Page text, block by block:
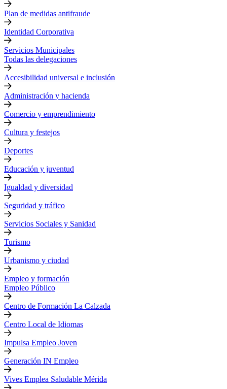
Plan de medidas antifraude
Identidad Corporativa
Servicios Municipales
Todas las delegaciones
Accesibilidad universal e inclusión
Administración y hacienda
Comercio y emprendimiento
Cultura y festejos
Deportes
Educación y juventud
Igualdad y diversidad
Seguridad y tráfico
Servicios Sociales y Sanidad
Turismo
Urbanismo y ciudad
Empleo y formación
Empleo Público
Centro de Formación La Calzada
Centro Local de Idiomas
Impulsa Empleo Joven
Generación IN Empleo
Vives Emplea Saludable Mérida